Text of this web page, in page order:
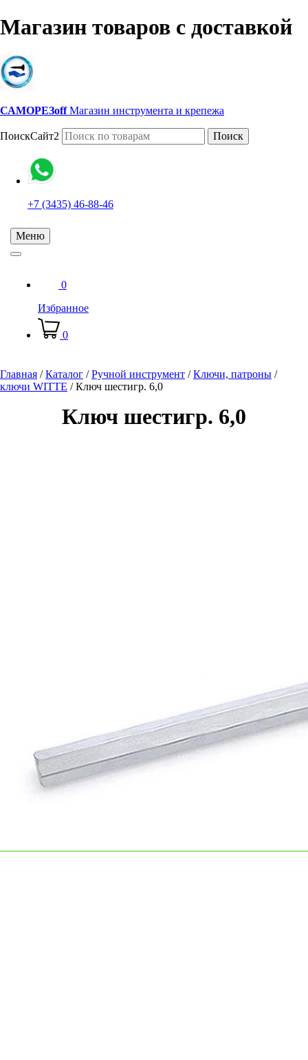
Магазин товаров с доставкой
САМОРЕЗoff Магазин инструмента и крепежа
ПоискСайт2 Поиск
+7 (3435) 46-88-46
Меню
0
Избранное
0
Главная /Каталог /Ручной инструмент /Ключи, патроны /
ключи WITTE /Ключ шестигр. 6,0
Ключ шестигр. 6,0